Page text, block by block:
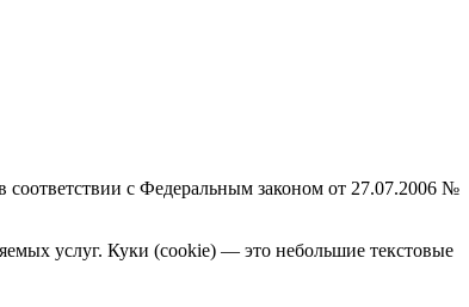
соответствии с Федеральным законом от 27.07.2006 №
услуг. Куки (cookie) — это небольшие текстовые